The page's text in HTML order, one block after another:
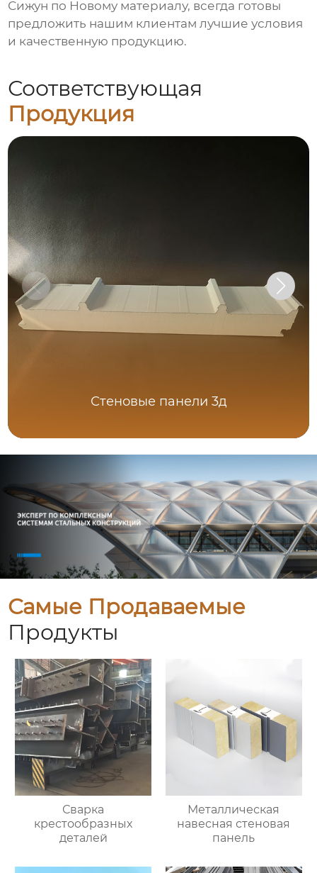
Сижун по Новому материалу, всегда готовы
предложить нашим клиентам лучшие условия
и качественную продукцию.
Соответствующая
Продукция
Стеновые панели 3д
Самые Продаваемые
Продукты
Сварка
крестообразных
деталей
Металлическая
навесная стеновая
панель